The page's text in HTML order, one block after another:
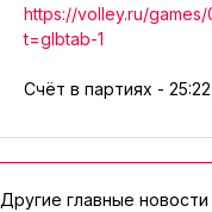
https://volley.ru/games/
t=glbtab-1
Счёт в партиях -
Другие главные